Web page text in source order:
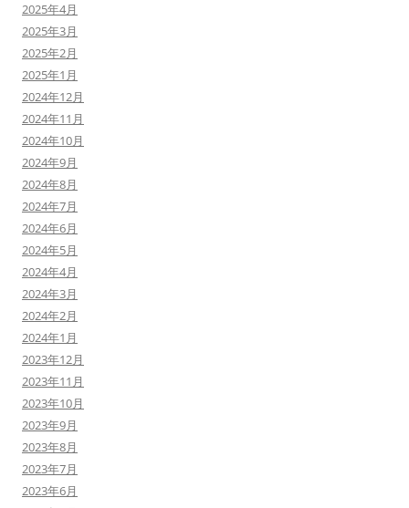
2025年4月
2025年3月
2025年2月
2025年1月
2024年12月
2024年11月
2024年10月
2024年9月
2024年8月
2024年7月
2024年6月
2024年5月
2024年4月
2024年3月
2024年2月
2024年1月
2023年12月
2023年11月
2023年10月
2023年9月
2023年8月
2023年7月
2023年6月